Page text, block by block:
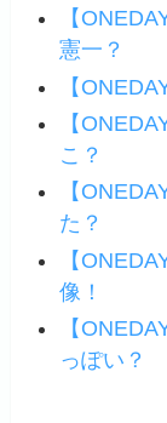
【
憲一？
【
【
こ？
【
た？
【
像！
【
っぽい？